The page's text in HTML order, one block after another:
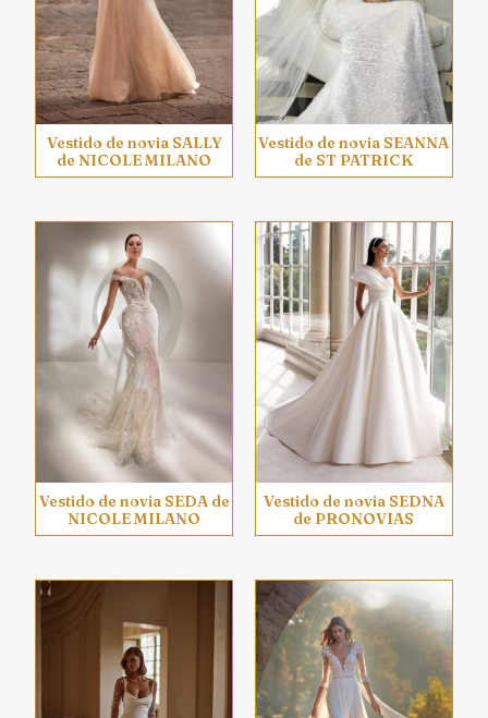
Vestido de novia SALLY
de NICOLE MILANO
Vestido de novia SEANNA
de ST PATRICK
Vestido de novia SEDA de
NICOLE MILANO
Vestido de novia SEDNA
de PRONOVIAS